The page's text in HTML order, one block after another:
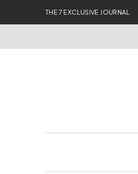
THE 7 EXCLUSIVE JOURNAL